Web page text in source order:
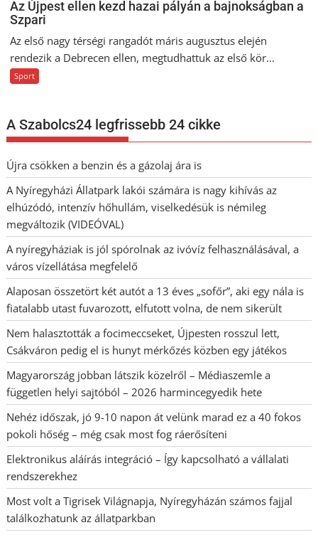
Az Újpest ellen kezd hazai pályán a bajnokságban a
Szpari
Az első nagy térségi rangadót máris augusztus elején
rendezik a Debrecen ellen, megtudhattuk az első kör...
Sport
A Szabolcs24 legfrissebb 24 cikke
Újra csökken a benzin és a gázolaj ára is
A Nyíregyházi Állatpark lakói számára is nagy kihívás az
elhúzódó, intenzív hőhullám, viselkedésük is némileg
megváltozik (VIDEÓVAL)
A nyíregyháziak is jól spórolnak az ivóvíz felhasználásával, a
város vízellátása megfelelő
Alaposan összetört két autót a 13 éves „sofőr”, aki egy nála is
fiatalabb utast fuvarozott, elfutott volna, de nem sikerült
Nem halasztották a focimeccseket, Újpesten rosszul lett,
Csákváron pedig el is hunyt mérkőzés közben egy játékos
Magyarország jobban látszik közelről – Médiaszemle a
független helyi sajtóból – 2026 harmincegyedik hete
Nehéz időszak, jó 9-10 napon át velünk marad ez a 40 fokos
pokoli hőség – még csak most fog ráerősíteni
Elektronikus aláírás integráció – Így kapcsolható a vállalati
rendszerekhez
Most volt a Tigrisek Világnapja, Nyíregyházán számos fajjal
találkozhatunk az állatparkban